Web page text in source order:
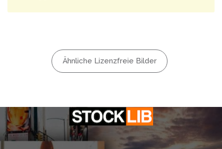
Ähnliche Lizenzfreie Bilder